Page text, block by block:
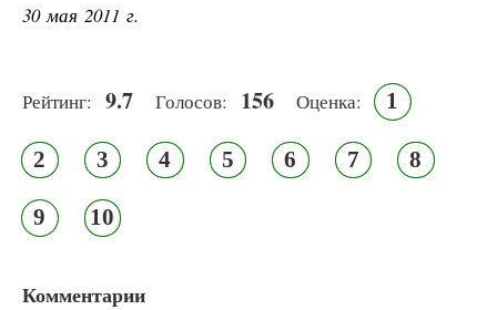
30 мая 2011 г.
Рейтинг: 9.7 Голосов: 156 Оценка: 1
2 3 4 5 6 7 8
9 10
Комментарии